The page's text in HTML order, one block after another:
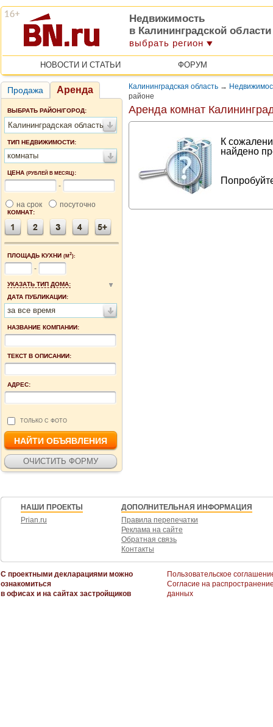
Недвижимость
в Калининградской области
выбрать регион
НОВОСТИ И СТАТЬИ ФОРУМ
Продажа Аренда
ВЫБРАТЬ РАЙОН/ГОРОД:
Калининградская область
ТИП НЕДВИЖИМОСТИ:
комнаты
ЦЕНА (РУБЛЕЙ В МЕСЯЦ):
-
на срок посуточно
КОМНАТ:
ПЛОЩАДЬ КУХНИ (М2):
-
УКАЗАТЬ ТИП ДОМА:
ДАТА ПУБЛИКАЦИИ:
за все время
НАЗВАНИЕ КОМПАНИИ:
ТЕКСТ В ОПИСАНИИ:
АДРЕС:
ТОЛЬКО С ФОТО
Калининградская область →
районе
Аренда комнат
К
найдено
НАШИ ПРОЕКТЫ
Prian.ru
ДОПОЛНИТЕЛЬНАЯ ИНФОРМАЦИЯ
Правила перепечатки
Реклама на сайте
Обратная связь
Контакты
С проектными декларациями можно
ознакомиться
в офисах и на сайтах застройщиков
Пользовательское
Согласие на
данных